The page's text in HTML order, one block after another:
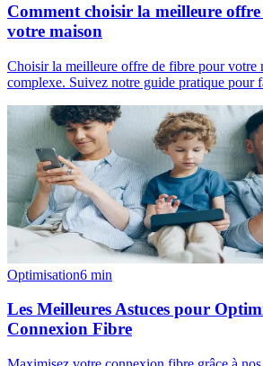
Comment choisir la meilleure
votre maison
Choisir la meilleure offre de fibre pour votre
complexe. Suivez notre guide pratique pour
Optimisation6 min
Les Meilleures Astuces pour
Connexion Fibre